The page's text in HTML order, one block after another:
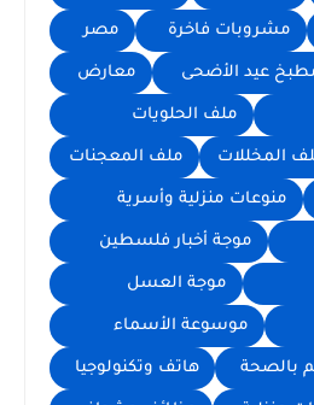
مشروبات فاخرة مصر
عيد الأضحى معارض
ملف الحلويات
المخللات ملف المعجنات
منوعات منزلية وأسرية
موجة أخبار فلسطين
موجة العسل
موسوعة الأسماء
بالصحة هاتف وتكنولوجيا